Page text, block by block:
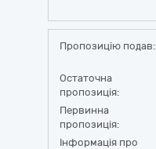
Пропозицію подав:
Остаточна
пропозиція:
Первинна
пропозиція:
Інформація про